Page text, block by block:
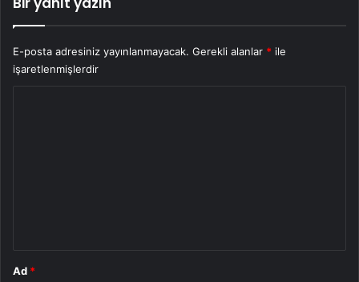
E-posta adresiniz yayınlanmayacak. Gerekli alanlar * ile
işaretlenmişlerdir
Ad *